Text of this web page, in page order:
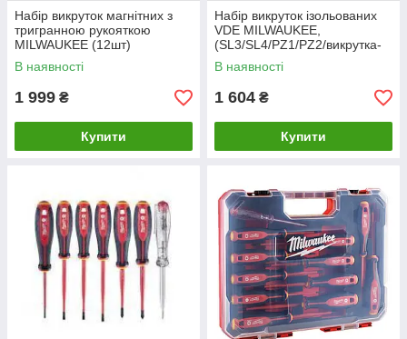
Набір викруток магнітних з
тригранною рукояткою
MILWAUKEE (12шт)
пластиковий кейс
В наявності
1 999 ₴
Купити
Набір викруток ізольованих
VDE MILWAUKEE,
(SL3/SL4/PZ1/PZ2/викрутка-
тестер) (5шт)
В наявності
1 604 ₴
Купити